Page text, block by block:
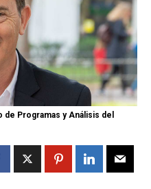
Programas y Análisis del